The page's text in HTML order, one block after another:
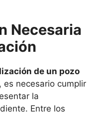
Necesaria
de un pozo
, es necesario cumplir
la
Entre los